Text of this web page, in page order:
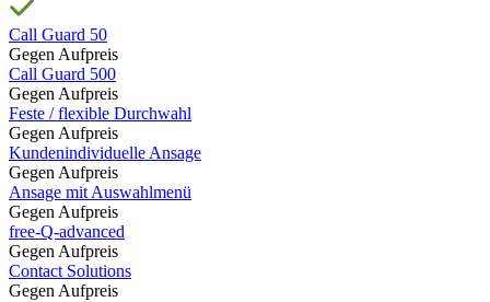
Call Guard 50
Gegen Aufpreis
Call Guard 500
Gegen Aufpreis
Feste / flexible Durchwahl
Gegen Aufpreis
Kundenindividuelle Ansage
Gegen Aufpreis
Ansage mit Auswahlmenü
Gegen Aufpreis
free-Q-advanced
Gegen Aufpreis
Contact Solutions
Gegen Aufpreis